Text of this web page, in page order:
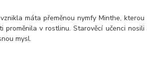
máta přeměnou nymfy Minthe, kterou
proměnila v rostlinu. Starověcí učenci nosili
mysl.